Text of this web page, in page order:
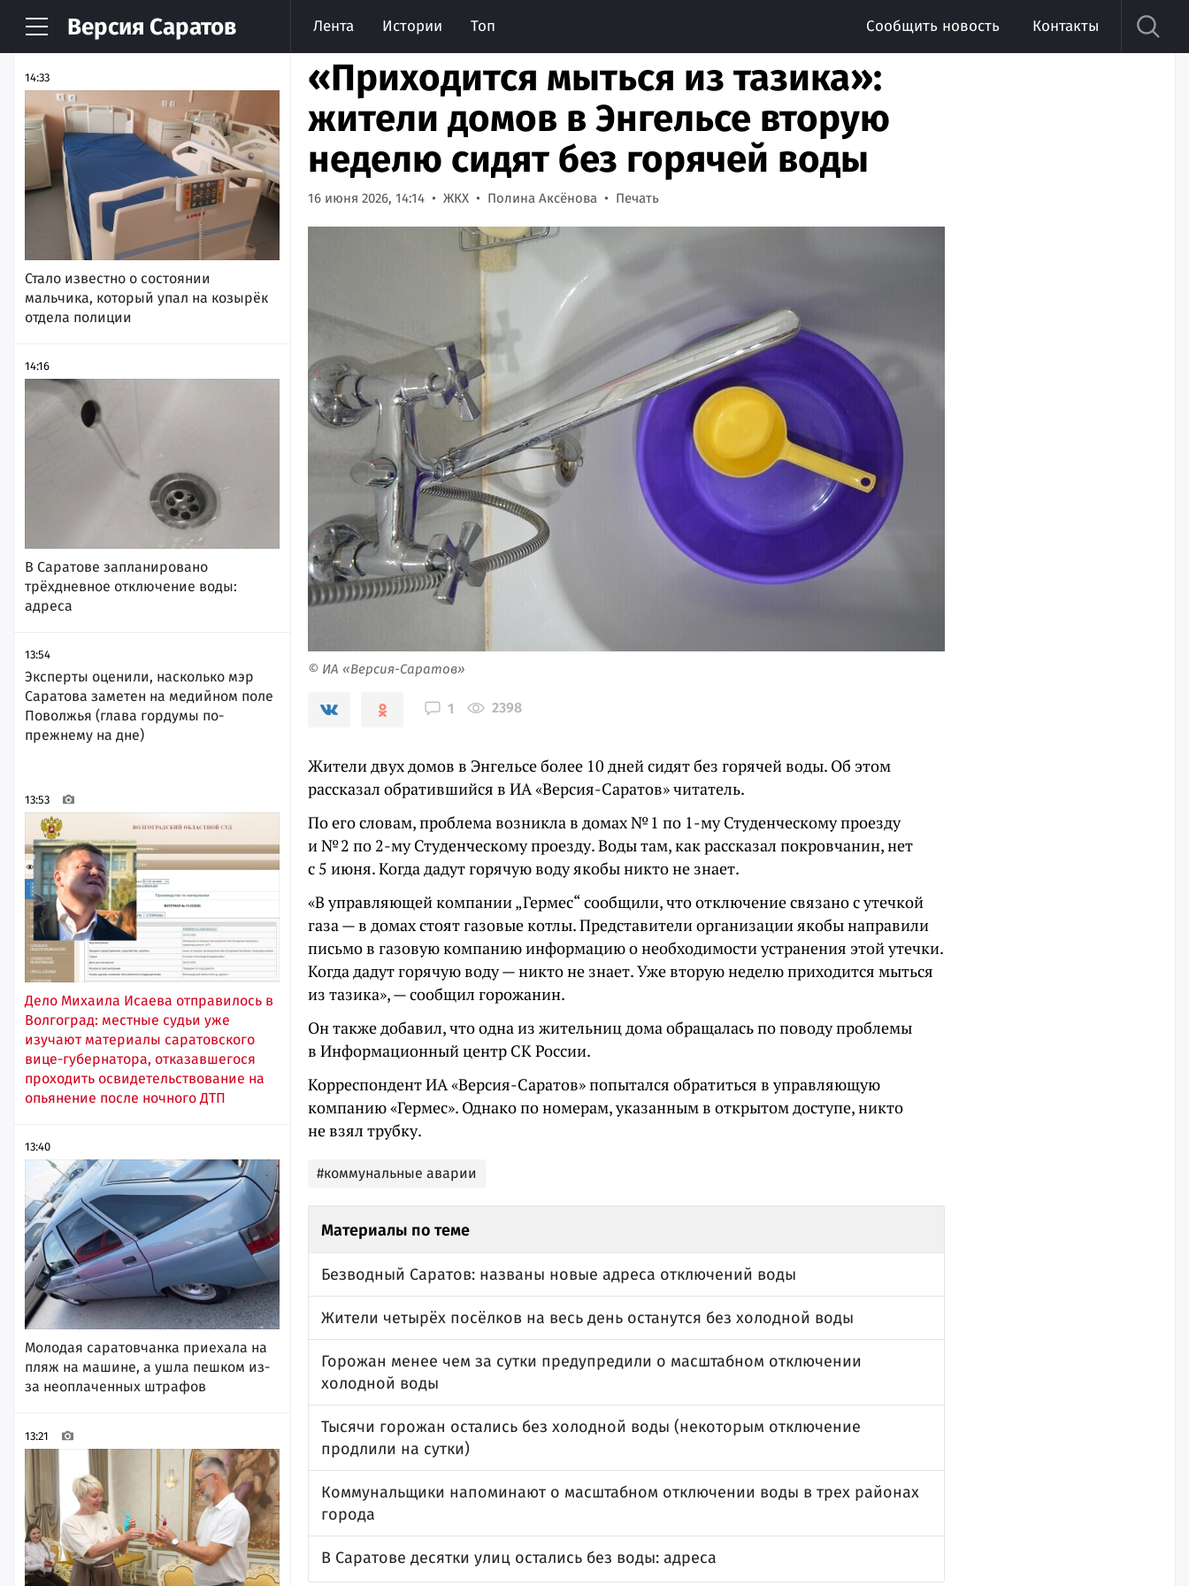
Версия Саратов Лента Истории Топ Сообщить новость Контакты
НОВОСТИ АРХИВ
14:33
Стало известно о состоянии
мальчика, который упал на козырёк
отдела полиции
14:16
В Саратове запланировано
трёхдневное отключение воды:
адреса
13:54
Эксперты оценили, насколько мэр
Саратова заметен на медийном поле
Поволжья (глава гордумы по-
прежнему на дне)
13:53
Дело Михаила Исаева отправилось в
Волгоград: местные судьи уже
изучают материалы саратовского
вице-губернатора, отказавшегося
проходить освидетельствование на
опьянение после ночного ДТП
13:40
Молодая саратовчанка приехала на
пляж на машине, а ушла пешком из-
за неоплаченных штрафов
13:21
«Приходится мыться из тазика»:
жители домов в Энгельсе вторую
неделю сидят без горячей воды
16 июня 2026, 14:14 ЖКХ Полина Аксёнова Печать
© ИА «Версия-Саратов»
1 2398
Жители двух домов в Энгельсе более 10 дней сидят без горячей воды. Об этом
рассказал обратившийся в ИА «Версия-Саратов» читатель.
По его словам, проблема возникла в домах № 1 по 1-му Студенческому проезду
и № 2 по 2-му Студенческому проезду. Воды там, как рассказал покровчанин, нет
с 5 июня. Когда дадут горячую воду якобы никто не знает.
«В управляющей компании „Гермес“ сообщили, что отключение связано с утечкой
газа — в домах стоят газовые котлы. Представители организации якобы направили
письмо в газовую компанию информацию о необходимости устранения этой утечки.
Когда дадут горячую воду — никто не знает. Уже вторую неделю приходится мыться
из тазика», — сообщил горожанин.
Он также добавил, что одна из жительниц дома обращалась по поводу проблемы
в Информационный центр СК России.
Корреспондент ИА «Версия-Саратов» попытался обратиться в управляющую
компанию «Гермес». Однако по номерам, указанным в открытом доступе, никто
не взял трубку.
#коммунальные аварии
Материалы по теме
Безводный Саратов: названы новые адреса отключений воды
Жители четырёх посёлков на весь день останутся без холодной воды
Горожан менее чем за сутки предупредили о масштабном отключении
холодной воды
Тысячи горожан остались без холодной воды (некоторым отключение
продлили на сутки)
Коммунальщики напоминают о масштабном отключении воды в трех районах
города
В Саратове десятки улиц остались без воды: адреса